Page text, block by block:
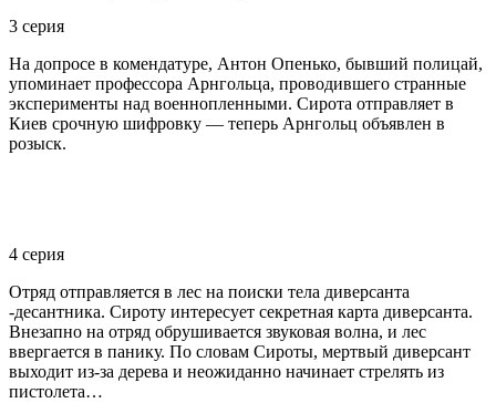
3 серия
На допросе в комендатуре, Антон Опенько, бывший полицай,
упоминает профессора Арнгольца, проводившего странные
эксперименты над военнопленными. Сирота отправляет в
Киев срочную шифровку — теперь Арнгольц объявлен в
розыск.
4 серия
Отряд отправляется в лес на поиски тела диверсанта
-десантника. Сироту интересует секретная карта диверсанта.
Внезапно на отряд обрушивается звуковая волна, и лес
ввергается в панику. По словам Сироты, мертвый диверсант
выходит из-за дерева и неожиданно начинает стрелять из
пистолета…